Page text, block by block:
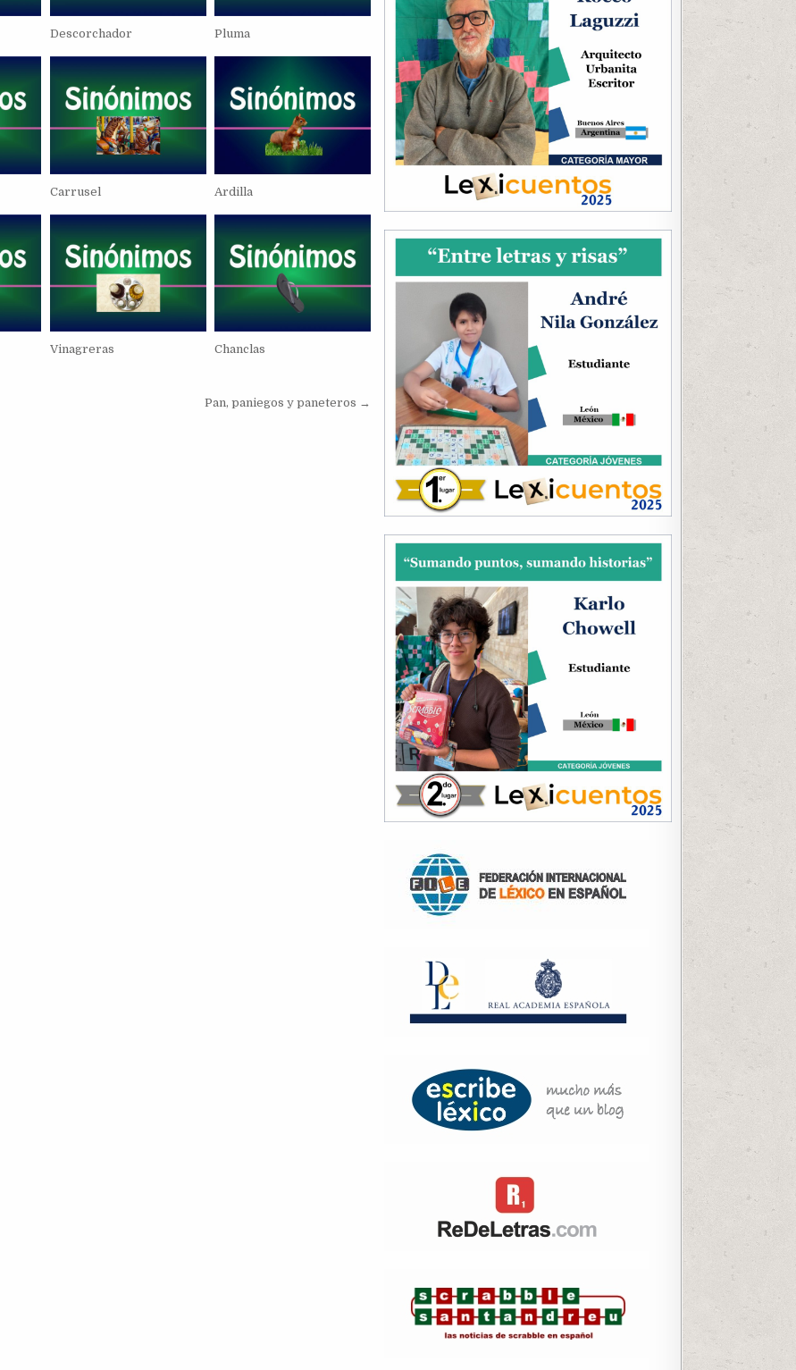
Descorchador Pluma
Carrusel Ardilla
Vinagreras Chanclas
Pan, paniegos y paneteros →